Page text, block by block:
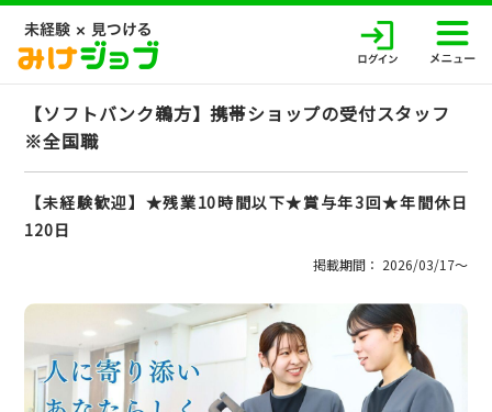
【ソフトバンク鵜方】携帯ショップの受付スタッフ
※全国職
【未経験歓迎】★残業10時間以下★賞与年3回★年間休日
120日
掲載期間： 2026/03/17〜